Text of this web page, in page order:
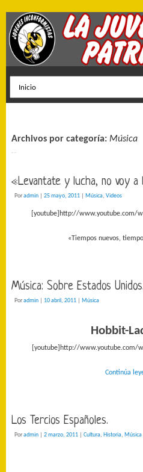
Archivos por categoría: Música
«Levantate y lucha, no voy
Poradmin 25 mayo, 2011 Música, Videos
[youtube]http://www.youtube.com/
«Tiempos nuevos,
Música: Sobre Estados
Poradmin 10 abril, 2011 Música
Hobbit-
[youtube]http://www.youtube.com/
Continúa
Los Tercios Españoles.
Poradmin 2 marzo, 2011 Cultura, Historia, Música